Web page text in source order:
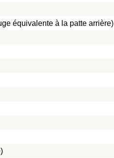
équivalente à la patte arrière)